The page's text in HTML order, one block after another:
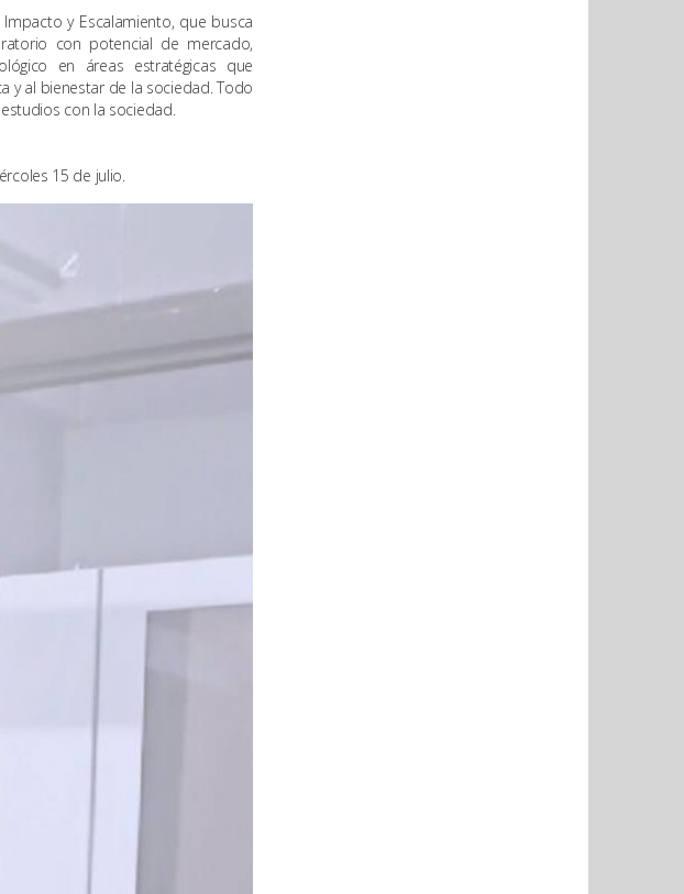
y Escalamiento, que busca
con potencial de mercado,
en áreas estratégicas que
y al bienestar de la sociedad. Todo
con la sociedad.
15 de julio.